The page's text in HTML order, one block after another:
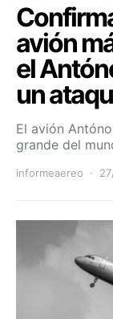
avión
el
un
El avión
grande del
informeaereo